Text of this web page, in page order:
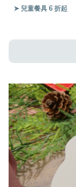
➤ 兒童餐具 6 折起